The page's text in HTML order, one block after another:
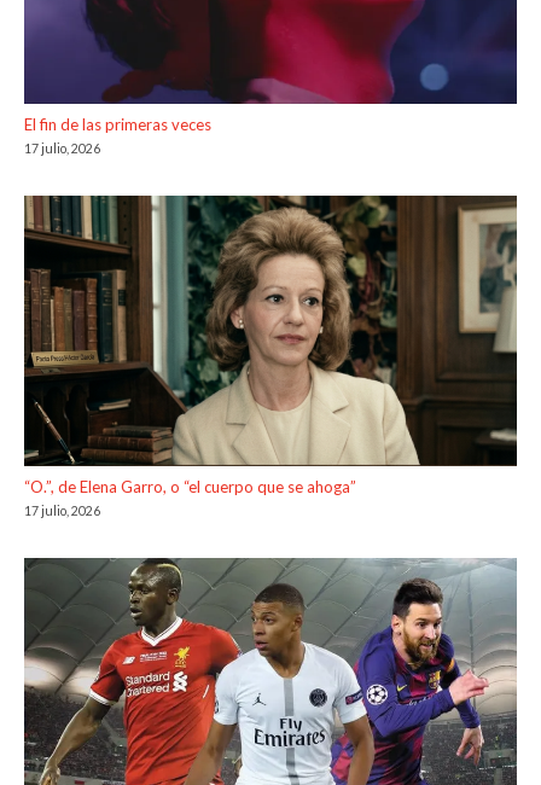
El fin de las primeras veces
17 julio, 2026
“O.”, de Elena Garro, o “el cuerpo que se ahoga”
17 julio, 2026